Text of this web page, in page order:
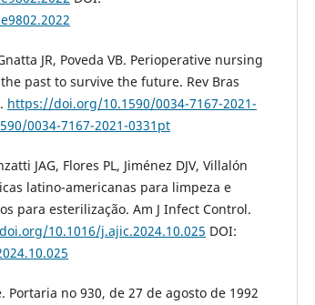
JR, Poveda VB. Perioperative nursing
past to survive the future. Rev Bras
https://doi.org/10.1590/0034-7167-2021-
0034-7167-2021-0331pt
JAG, Flores PL, Jiménez DJV, Villalón
latino-americanas para limpeza e
para esterilização. Am J Infect Control.
10.1016/j.ajic.2024.10.025 DOI:
Portaria no 930, de 27 de agosto de 1992